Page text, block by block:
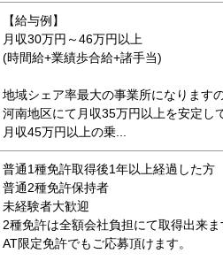
【給与例】
月収30万円～46万円以上
(時間給+業績歩合給+諸手当)
地域シェア率最大の事業所になりますの
河南地区にて月収35万円以上を安定し
月収45万円以上の乗...
普通1種免許取得後1年以上経過した方
普通2種免許保持者
未経験者大歓迎
2種免許は全額会社負担にて取得出来ま
AT限定免許でもご応募頂けます。